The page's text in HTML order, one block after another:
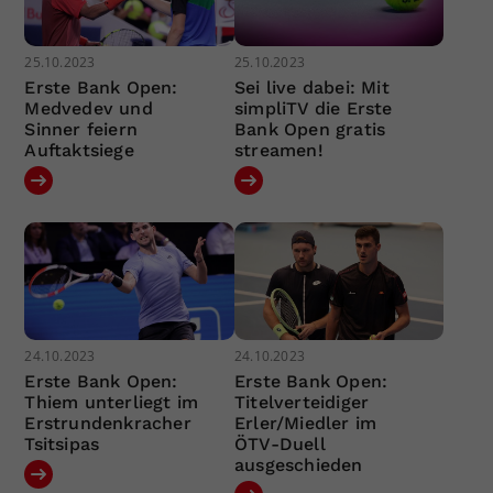
25.10.2023
Erste Bank Open:
Medvedev und
Sinner feiern
Auftaktsiege
25.10.2023
Sei live dabei: Mit
simpliTV die Erste
Bank Open gratis
streamen!
24.10.2023
Erste Bank Open:
Thiem unterliegt im
Erstrundenkracher
Tsitsipas
24.10.2023
Erste Bank Open:
Titelverteidiger
Erler/Miedler im
ÖTV-Duell
ausgeschieden